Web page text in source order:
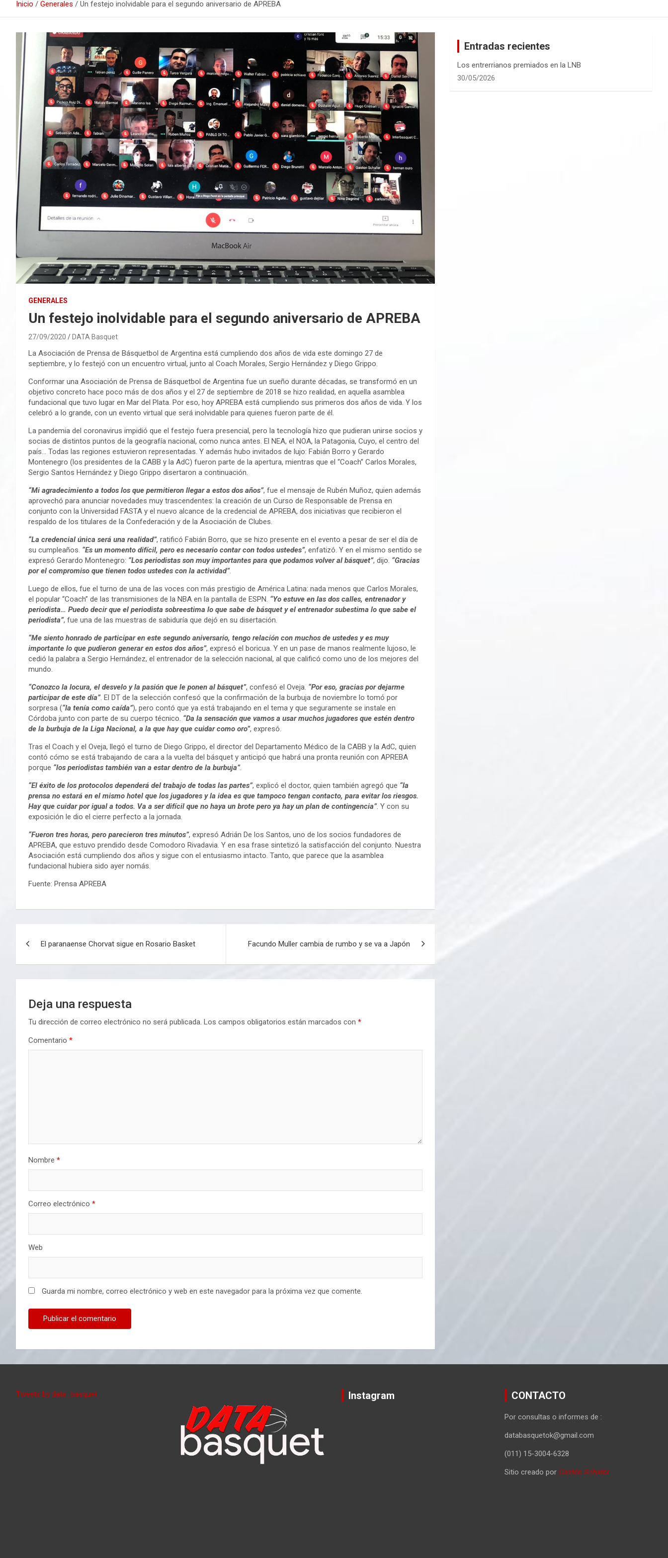
Inicio Generales Un festejo inolvidable para el segundo aniversario de APREBA
GENERALES
Un festejo inolvidable para el segundo aniversario de APREBA
27/09/2020 DATA Basquet
La Asociación de Prensa de Básquetbol de Argentina está cumpliendo dos años de vida este domingo 27 de
septiembre, y lo festejó con un encuentro virtual, junto al Coach Morales, Sergio Hernández y Diego Grippo.
Conformar una Asociación de Prensa de Básquetbol de Argentina fue un sueño durante décadas, se transformó en un
objetivo concreto hace poco más de dos años y el 27 de septiembre de 2018 se hizo realidad, en aquella asamblea
fundacional que tuvo lugar en Mar del Plata. Por eso, hoy APREBA está cumpliendo sus primeros dos años de vida. Y los
celebró a lo grande, con un evento virtual que será inolvidable para quienes fueron parte de él.
La pandemia del coronavirus impidió que el festejo fuera presencial, pero la tecnología hizo que pudieran unirse socios y
socias de distintos puntos de la geografía nacional, como nunca antes. El NEA, el NOA, la Patagonia, Cuyo, el centro del
país… Todas las regiones estuvieron representadas. Y además hubo invitados de lujo: Fabián Borro y Gerardo
Montenegro (los presidentes de la CABB y la AdC) fueron parte de la apertura, mientras que el “Coach” Carlos Morales,
Sergio Santos Hernández y Diego Grippo disertaron a continuación.
“Mi agradecimiento a todos los que permitieron llegar a estos dos años”, fue el mensaje de Rubén Muñoz, quien además
aprovechó para anunciar novedades muy trascendentes: la creación de un Curso de Responsable de Prensa en
conjunto con la Universidad FASTA y el nuevo alcance de la credencial de APREBA, dos iniciativas que recibieron el
respaldo de los titulares de la Confederación y de la Asociación de Clubes.
“La credencial única será una realidad”, ratificó Fabián Borro, que se hizo presente en el evento a pesar de ser el día de
su cumpleaños. “Es un momento difícil, pero es necesario contar con todos ustedes”, enfatizó. Y en el mismo sentido se
expresó Gerardo Montenegro: “Los periodistas son muy importantes para que podamos volver al básquet”, dijo. “Gracias
por el compromiso que tienen todos ustedes con la actividad”.
Luego de ellos, fue el turno de una de las voces con más prestigio de América Latina: nada menos que Carlos Morales,
el popular “Coach” de las transmisiones de la NBA en la pantalla de ESPN. “Yo estuve en las dos calles, entrenador y
periodista… Puedo decir que el periodista sobreestima lo que sabe de básquet y el entrenador subestima lo que sabe el
periodista”, fue una de las muestras de sabiduría que dejó en su disertación.
“Me siento honrado de participar en este segundo aniversario, tengo relación con muchos de ustedes y es muy
importante lo que pudieron generar en estos dos años”, expresó el boricua. Y en un pase de manos realmente lujoso, le
cedió la palabra a Sergio Hernández, el entrenador de la selección nacional, al que calificó como uno de los mejores del
mundo.
“Conozco la locura, el desvelo y la pasión que le ponen al básquet”, confesó el Oveja. “Por eso, gracias por dejarme
participar de este día”. El DT de la selección confesó que la confirmación de la burbuja de noviembre lo tomó por
sorpresa (“la tenía como caída”), pero contó que ya está trabajando en el tema y que seguramente se instale en
Córdoba junto con parte de su cuerpo técnico. “Da la sensación que vamos a usar muchos jugadores que estén dentro
de la burbuja de la Liga Nacional, a la que hay que cuidar como oro”, expresó.
Tras el Coach y el Oveja, llegó el turno de Diego Grippo, el director del Departamento Médico de la CABB y la AdC, quien
contó cómo se está trabajando de cara a la vuelta del básquet y anticipó que habrá una pronta reunión con APREBA
porque “los periodistas también van a estar dentro de la burbuja”.
“El éxito de los protocolos dependerá del trabajo de todas las partes”, explicó el doctor, quien también agregó que “la
prensa no estará en el mismo hotel que los jugadores y la idea es que tampoco tengan contacto, para evitar los riesgos.
Hay que cuidar por igual a todos. Va a ser difícil que no haya un brote pero ya hay un plan de contingencia”. Y con su
exposición le dio el cierre perfecto a la jornada.
“Fueron tres horas, pero parecieron tres minutos”, expresó Adrián De los Santos, uno de los socios fundadores de
APREBA, que estuvo prendido desde Comodoro Rivadavia. Y en esa frase sintetizó la satisfacción del conjunto. Nuestra
Asociación está cumpliendo dos años y sigue con el entusiasmo intacto. Tanto, que parece que la asamblea
fundacional hubiera sido ayer nomás.
Fuente: Prensa APREBA
entradas
El paranaense Chorvat sigue en Rosario Basket Facundo Muller cambia de rumbo y se va a Japón
Deja una respuesta
Tu dirección de correo electrónico no será publicada. Los campos obligatorios están marcados con *
Comentario *
Nombre *
Correo electrónico *
Web
Guarda mi nombre, correo electrónico y web en este navegador para la próxima vez que comente.
Entradas recientes
Los entrerrianos premiados en la LNB
30/05/2026
Tweets by data_basquet Instagram CONTACTO
Por consultas o informes de :
databasquetok@gmail.com
(011) 15-3004-6328
Sitio creado por Gastón Schafer